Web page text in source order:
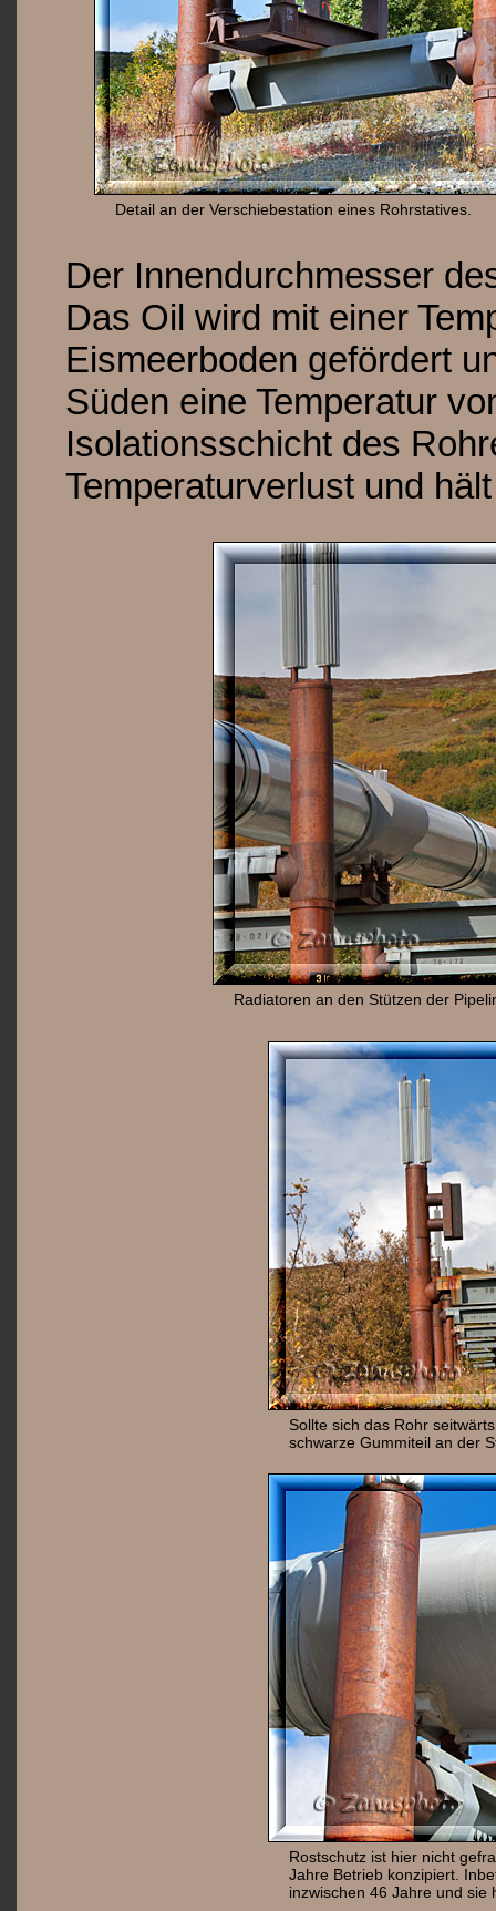
Detail an der Verschiebestation eines Rohrstatives.
Der Innendurchmesser
Das Oil wird mit einer
Eismeerboden gefördert
Süden eine Temperatur
Isolationsschicht des
Temperaturverlust und
Radiatoren an den Stützen der
Sollte sich das Rohr
schwarze Gummiteil an der
Rostschutz ist hier nicht
Jahre Betrieb konzipiert.
inzwischen 46 Jahre und sie